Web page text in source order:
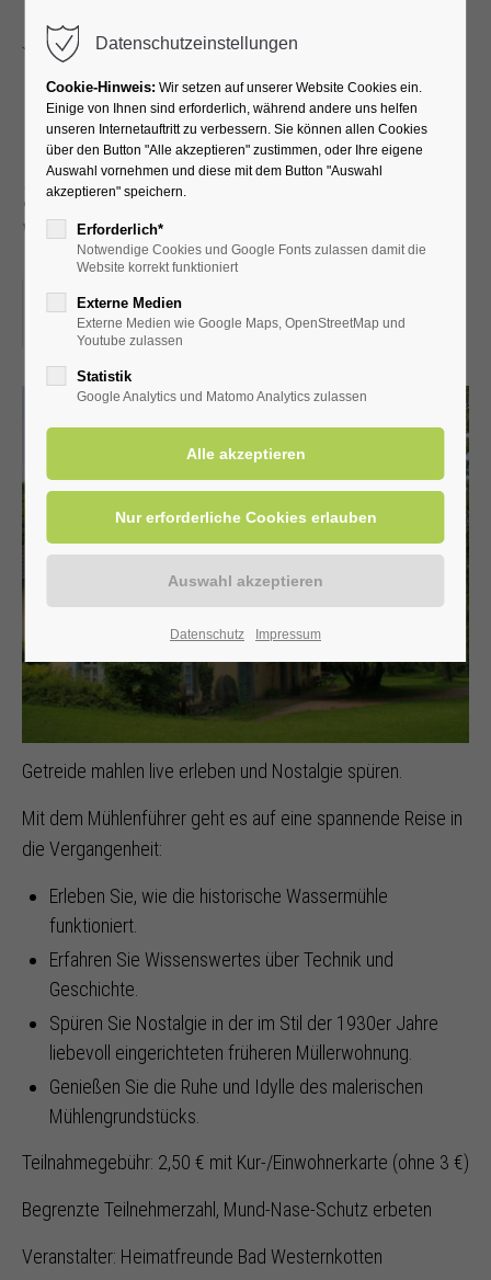
Führung durch die
Schäferkämper
Wassermühle
01.03.2025, 14:30
ORT: SCHÄFERKÄMPER WASSERMÜHLE
Getreide mahlen live erleben und Nostalgie spüren.
Mit dem Mühlenführer geht es auf eine spannende Reise in
die Vergangenheit:
Erleben Sie, wie die historische Wassermühle
funktioniert.
Erfahren Sie Wissenswertes über Technik und
Geschichte.
Spüren Sie Nostalgie in der im Stil der 1930er Jahre
liebevoll eingerichteten früheren Müllerwohnung.
Genießen Sie die Ruhe und Idylle des malerischen
Mühlengrundstücks.
Teilnahmegebühr: 2,50 € mit Kur-/Einwohnerkarte (ohne 3 €)
Begrenzte Teilnehmerzahl, Mund-Nase-Schutz erbeten
Veranstalter: Heimatfreunde Bad Westernkotten
Datenschutzeinstellungen
Cookie-Hinweis: Wir setzen auf unserer Website Cookies ein.
Einige von Ihnen sind erforderlich, während andere uns helfen
unseren Internetauftritt zu verbessern. Sie können allen Cookies
über den Button "Alle akzeptieren" zustimmen, oder Ihre eigene
Auswahl vornehmen und diese mit dem Button "Auswahl
akzeptieren" speichern.
Erforderlich*
Notwendige Cookies und Google Fonts zulassen damit die
Website korrekt funktioniert
Externe Medien
Externe Medien wie Google Maps, OpenStreetMap und
Youtube zulassen
Statistik
Google Analytics und Matomo Analytics zulassen
Datenschutz Impressum